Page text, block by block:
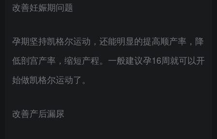
改善妊娠期问题
孕期坚持凯格尔运动，还能明显的提高顺产率，降
低剖宫产率，缩短产程。一般建议孕16周就可以开
始做凯格尔运动了。
改善产后漏尿